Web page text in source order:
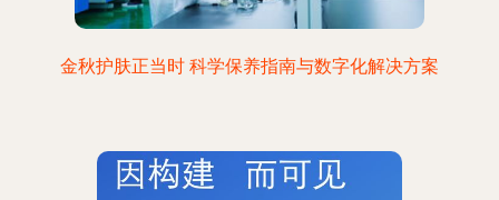
金秋护肤正当时 科学保养指南与数字化解决方案